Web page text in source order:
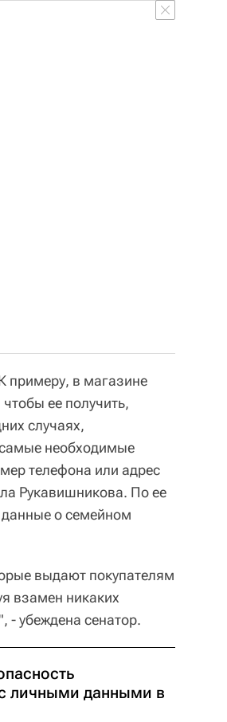
примеру, в магазине
ее получить,
случаях,
необходимые
телефона или адрес
Рукавишникова. По ее
о семейном
выдают покупателям
взамен никаких
- убеждена сенатор.
личными данными в